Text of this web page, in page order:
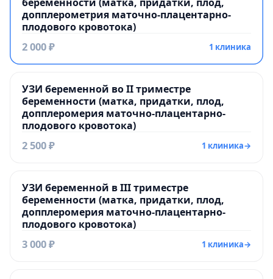
допплерометрия маточно-плацентарно-
плодового кровотока)
2 000 ₽ 1 клиника
УЗИ беременной во II триместре
беременности (матка, придатки, плод,
допплеромерия маточно-плацентарно-
плодового кровотока)
2 500 ₽ 1 клиника→
УЗИ беременной в III триместре
беременности (матка, придатки, плод,
допплеромерия маточно-плацентарно-
плодового кровотока)
3 000 ₽ 1 клиника→